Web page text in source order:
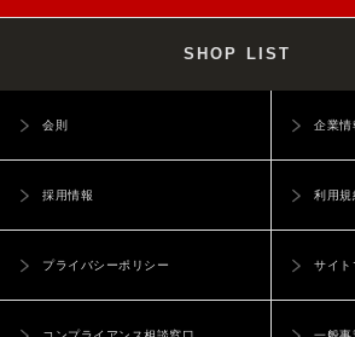
SHOP LIST
会則 企業情
採用情報 利用規
プライバシーポリシー サイト